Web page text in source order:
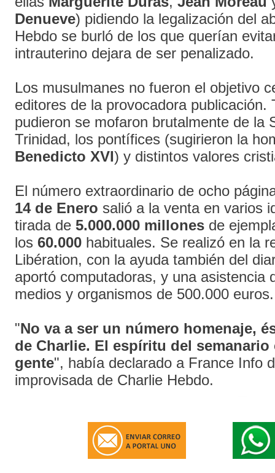
Denueve) pidiendo la legalización del
Hebdo se burló de los que querían
intrauterino dejara de ser penalizado.
Los musulmanes no fueron el objetivo
editores de la provocadora publicación.
pudieron se mofaron brutalmente de la
Trinidad, los pontífices (sugirieron la
Benedicto XVI) y distintos valores
El número extraordinario de ocho
14 de Enero salió a la venta en varios
tirada de 5.000.000 millones de
los 60.000 habituales. Se realizó en la
Libération, con la ayuda también del
aportó computadoras, y una asistencia
medios y organismos de 500.000 euros.
"No va a ser un número homenaje,
de Charlie. El espíritu del semanario
gente", había declarado a France Info
improvisada de Charlie Hebdo.